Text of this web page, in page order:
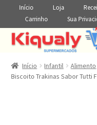
Início Loja
Carrinho
Sua
Início Infantil Alimento
Biscoito Trakinas Sabor Tutti